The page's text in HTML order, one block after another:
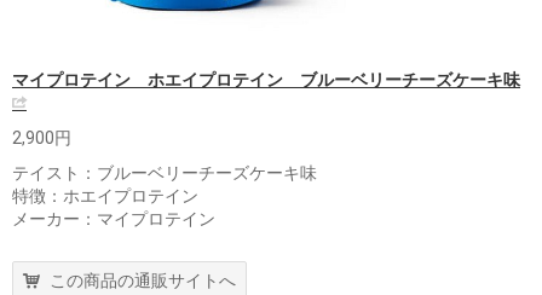
マイプロテイン ホエイプロテイン ブルーベリーチーズケーキ味
2,900円
テイスト：ブルーベリーチーズケーキ味
特徴：ホエイプロテイン
メーカー：マイプロテイン
この商品の通販サイトへ